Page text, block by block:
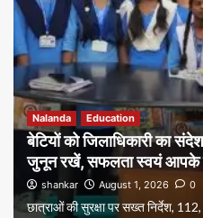
Nalanda Education
बेटियों को जिलाधिकारी का
जुनून रखें, सफलता स्वयं आपके
shankar August 1, 2026 0
छात्राओं की सुरक्षा पर सख्त निर्देश,